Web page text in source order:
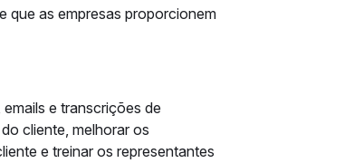
que as empresas proporcionem
e transcrições de
cliente, melhorar os
e treinar os representantes